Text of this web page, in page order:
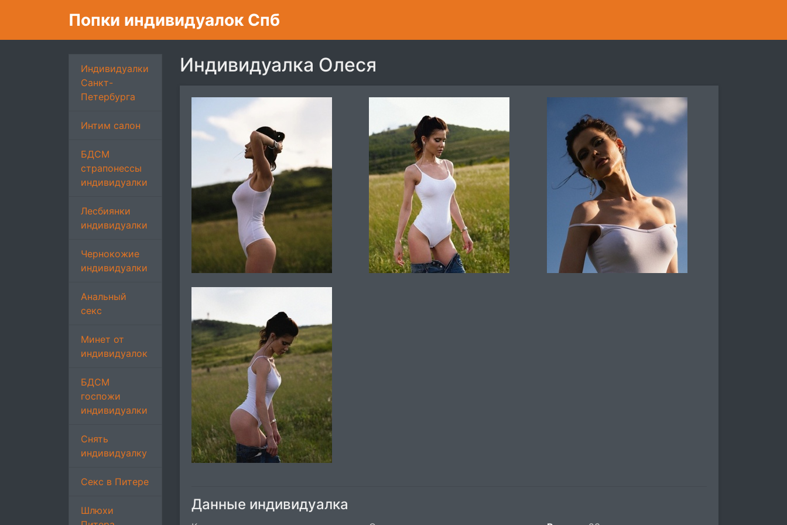
Попки индивидуалок Спб
Индивидуалки
Санкт-
Петербурга
Интим салон
БДСМ
страпонессы
индивидуалки
Лесбиянки
индивидуалки
Чернокожие
индивидуалки
Анальный
секс
Минет от
индивидуалок
БДСМ
госпожи
индивидуалки
Снять
индивидуалку
Секс в Питере
Шлюхи
Индивидуалка Олеся
Данные индивидуалка